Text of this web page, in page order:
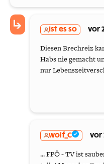
Ist es so vor
Diesen Brechreiz
Habs nie gemacht
nur
wolf_C vor
... FPÖ - TV ist